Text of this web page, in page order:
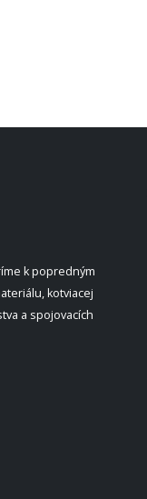
k popredným
kotviacej
a spojovacích